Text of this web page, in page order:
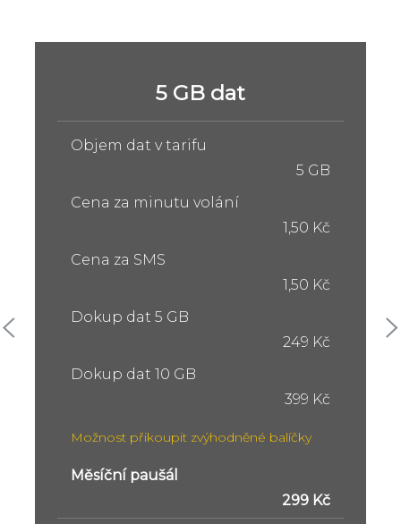
5 GB dat
Objem dat v tarifu
5 GB
Cena za minutu volání
1,50 Kč
Cena za SMS
1,50 Kč
Dokup dat 5 GB
249 Kč
Dokup dat 10 GB
399 Kč
Možnost přikoupit zvýhodněné balíčky
Měsíční paušál
299 Kč